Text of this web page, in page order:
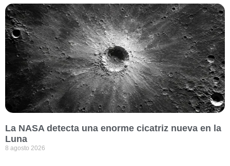
La NASA detecta una enorme cicatriz nueva en la
Luna
8 agosto 2026